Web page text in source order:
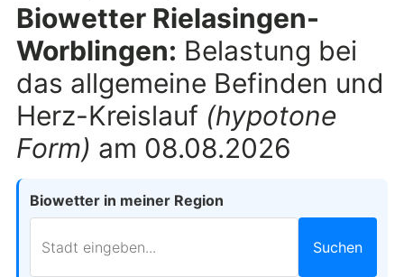
Biowetter Rielasingen-
Worblingen: Belastung bei
das allgemeine Befinden und
Herz-Kreislauf (hypotone
Form) am 08.08.2026
Biowetter in meiner Region
Suchen